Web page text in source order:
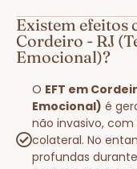
Existem efeitos
Cordeiro - RJ
Emocional)?
O EFT em
Emocional) é
não invasivo,
colateral. No
profundas